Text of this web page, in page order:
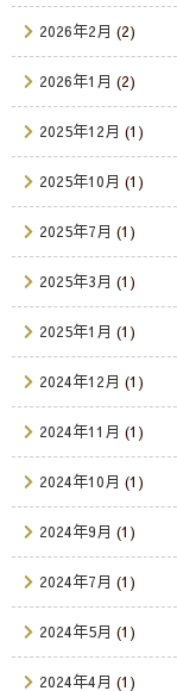
2026年2月 (2)
2026年1月 (2)
2025年12月 (1)
2025年10月 (1)
2025年7月 (1)
2025年3月 (1)
2025年1月 (1)
2024年12月 (1)
2024年11月 (1)
2024年10月 (1)
2024年9月 (1)
2024年7月 (1)
2024年5月 (1)
2024年4月 (1)